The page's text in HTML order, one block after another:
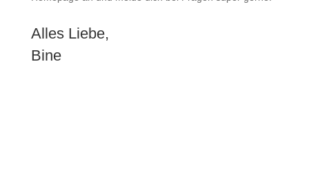
Alles Liebe,
Bine